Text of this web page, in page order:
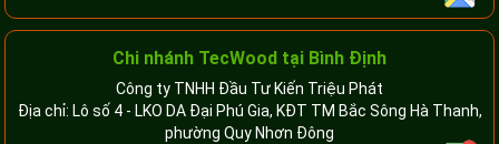
Chi nhánh TecWood tại Bình Định
Công ty TNHH Đầu Tư Kiến Triệu Phát
Địa chỉ: Lô số 4 - LKO DA Đại Phú Gia, KĐT TM Bắc Sông Hà Thanh,
phường Quy Nhơn Đông